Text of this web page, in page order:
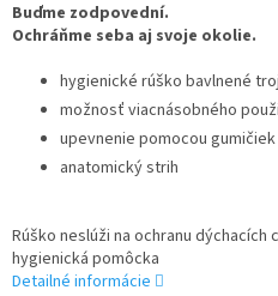
Buďme zodpovední.
Ochráňme seba aj svoje okolie.
hygienické rúško bavlnené
možnosť viacnásobného
upevnenie pomocou gumičiek
anatomický strih
Rúško neslúži na ochranu
hygienická pomôcka
Detailné informácie